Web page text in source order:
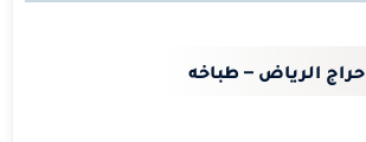
حراج الرياض – طباخه